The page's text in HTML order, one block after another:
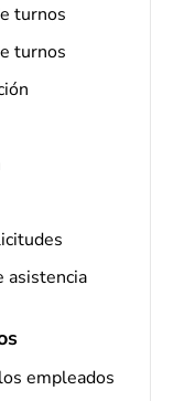
turnos
turnos
asistencia
empleados